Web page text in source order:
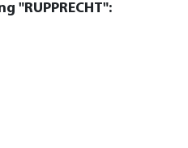
"RUPPRECHT":